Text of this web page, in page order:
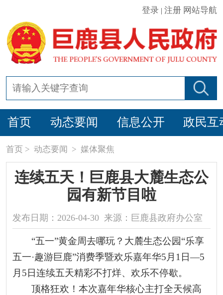
登录 |注册 网站导航
首页 动态要闻 信息公开 政民互
首页> 动态要闻 > 媒体聚焦
连续五天！巨鹿县大麓生态公
园有新节目啦
发布日期：2026-04-30 来源：巨鹿县政府办公室
“五一”黄金周去哪玩？大麓生态公园“乐享
五一·趣游巨鹿”消费季暨欢乐嘉年华5月1日—5
月5日连续五天精彩不打烊、欢乐不停歇。
顶格狂欢！本次嘉年华核心主打全天候高